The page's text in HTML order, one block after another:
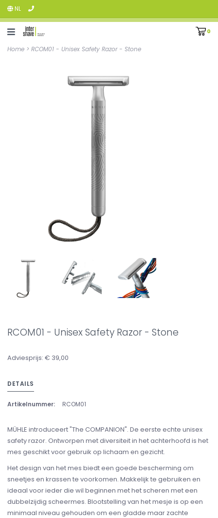
NL
0
Home > RCOM01 - Unisex Safety Razor - Stone
RCOM01 - Unisex Safety Razor - Stone
Adviesprijs: € 39,00
DETAILS
Artikelnummer: RCOM01
MÜHLE introduceert "The COMPANION". De eerste echte unisex
safety razor. Ontworpen met diversiteit in het achterhoofd is het
mes geschikt voor gebruik op lichaam en gezicht.
Het design van het mes biedt een goede bescherming om
sneetjes en krassen te voorkomen. Makkelijk te gebruiken en
ideaal voor ieder die wil beginnen met het scheren met een
dubbelzijdig scheermes. Blootstelling van het mesje is op een
minimaal niveau gehouden om een gladde maar zachte